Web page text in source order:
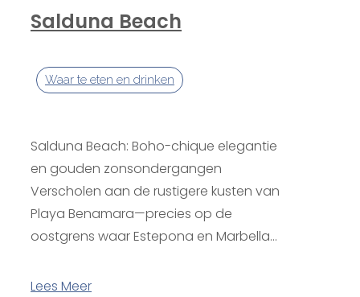
Salduna Beach
Waar te eten en drinken
Salduna Beach: Boho-chique elegantie
en gouden zonsondergangen
Verscholen aan de rustigere kusten van
Playa Benamara—precies op de
oostgrens waar Estepona en Marbella...
Lees Meer